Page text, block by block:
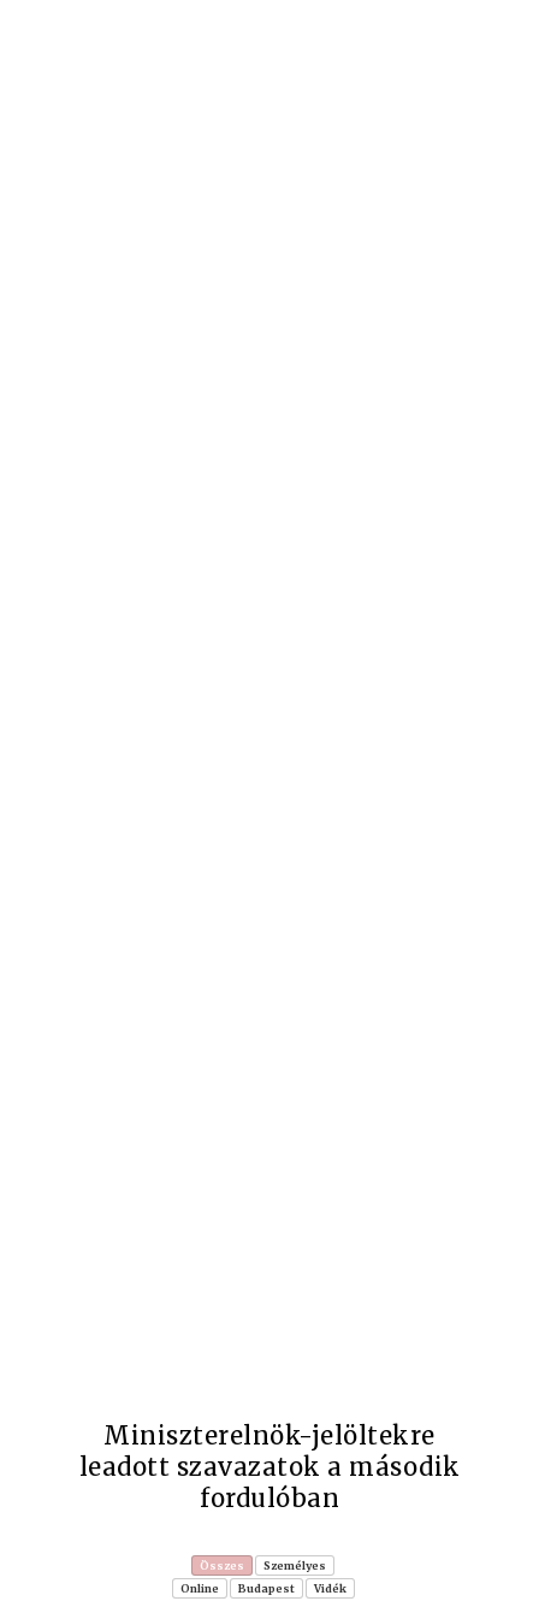
Miniszterelnök-jelöltekre
leadott szavazatok a második
fordulóban